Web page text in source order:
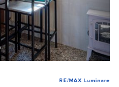
RE/MAX Luminare